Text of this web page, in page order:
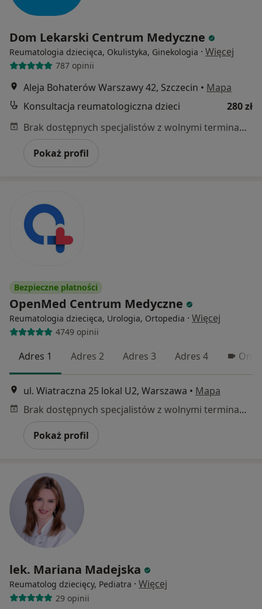
Dom Lekarski Centrum Medyczne
Reumatologia dziecięca, Okulistyka, Ginekologia · Więcej
787 opinii
Aleja Bohaterów Warszawy 42, Szczecin • Mapa
Konsultacja reumatologiczna dzieci
280 zł
Brak dostępnych specjalistów z wolnymi terminami w tym centrum medycznym.
Pokaż profil
Bezpieczne płatności
OpenMed Centrum Medyczne
Reumatologia dziecięca, Urologia, Ortopedia · Więcej
4749 opinii
Adres 1 Adres 2 Adres 3 Adres 4
ul. Wiatraczna 25 lokal U2, Warszawa • Mapa
Brak dostępnych specjalistów z wolnymi terminami w tym centrum medycznym.
Pokaż profil
lek. Mariana Madejska
Reumatolog dziecięcy, Pediatra · Więcej
29 opinii